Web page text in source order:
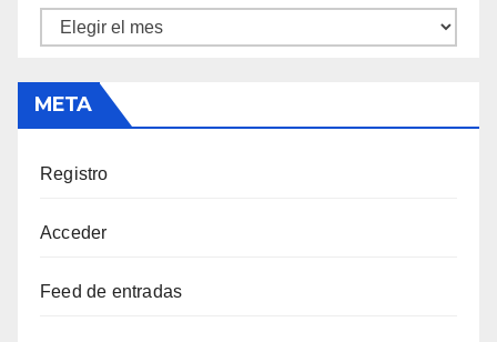
Archivos
META
Registro
Acceder
Feed de entradas